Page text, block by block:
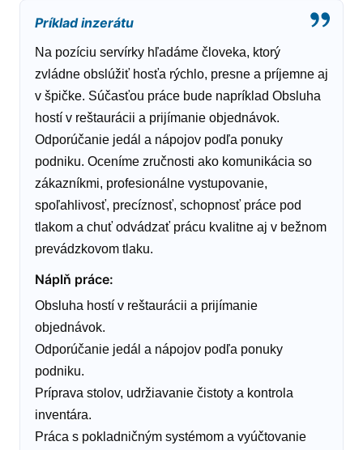
Príklad inzerátu
Na pozíciu servírky hľadáme človeka, ktorý
zvládne obslúžiť hosťa rýchlo, presne a príjemne aj
v špičke. Súčasťou práce bude napríklad Obsluha
hostí v reštaurácii a prijímanie objednávok.
Odporúčanie jedál a nápojov podľa ponuky
podniku. Oceníme zručnosti ako komunikácia so
zákazníkmi, profesionálne vystupovanie,
spoľahlivosť, precíznosť, schopnosť práce pod
tlakom a chuť odvádzať prácu kvalitne aj v bežnom
prevádzkovom tlaku.
Náplň práce:
Obsluha hostí v reštaurácii a prijímanie
objednávok.
Odporúčanie jedál a nápojov podľa ponuky
podniku.
Príprava stolov, udržiavanie čistoty a kontrola
inventára.
Práca s pokladničným systémom a vyúčtovanie